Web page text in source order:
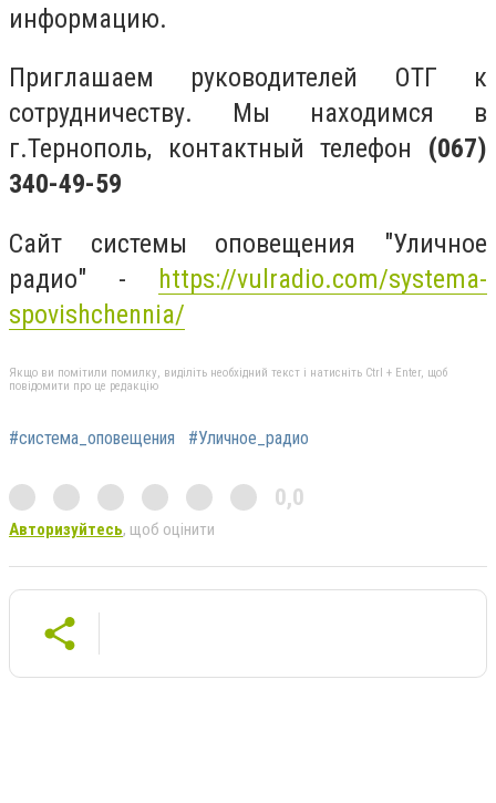
информацию.
Приглашаем руководителей ОТГ к
сотрудничеству. Мы находимся в
г.Тернополь, контактный телефон (067)
340-49-59
Сайт системы оповещения "Уличное
радио" - https://vulradio.com/systema-
spovishchennia/
Якщо ви помітили помилку, виділіть необхідний текст і натисніть Ctrl + Enter, щоб
повідомити про це редакцію
#система_оповещения #Уличное_радио
0,0
Авторизуйтесь, щоб оцінити